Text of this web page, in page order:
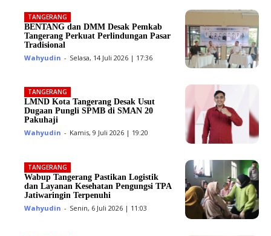
TANGERANG
BENTANG dan DMM Desak Pemkab
Tangerang Perkuat Perlindungan Pasar
Tradisional
Wahyudin - Selasa, 14 Juli 2026 | 17:36
TANGERANG
LMND Kota Tangerang Desak Usut
Dugaan Pungli SPMB di SMAN 20
Pakuhaji
Wahyudin - Kamis, 9 Juli 2026 | 19:20
TANGERANG
Wabup Tangerang Pastikan Logistik
dan Layanan Kesehatan Pengungsi TPA
Jatiwaringin Terpenuhi
Wahyudin - Senin, 6 Juli 2026 | 11:03